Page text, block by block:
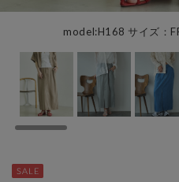
model:H168 サイズ：